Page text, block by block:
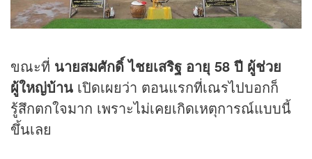
ขณะที่ นายสมศักดิ์ ไชยเสริฐ อายุ 58 ปี ผู้ช่วย
ผู้ใหญ่บ้าน เปิดเผยว่า ตอนแรกที่เณรไปบอกก็
รู้สึกตกใจมาก เพราะไม่เคยเกิดเหตุการณ์แบบนี้
ขึ้นเลย